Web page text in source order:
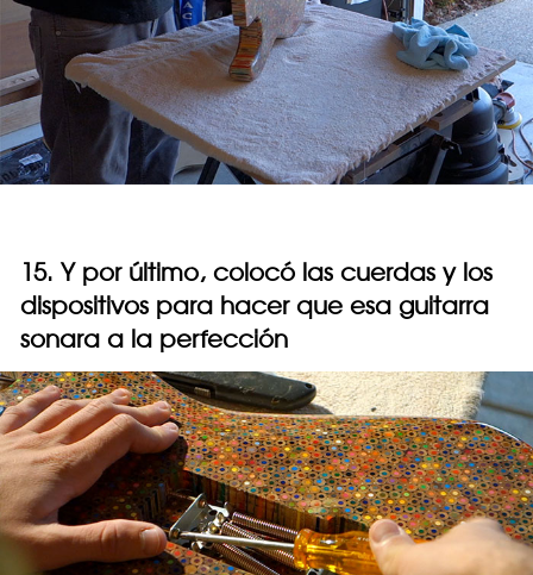
15. Y por último, colocó las cuerdas y los
dispositivos para hacer que esa guitarra
sonara a la perfección